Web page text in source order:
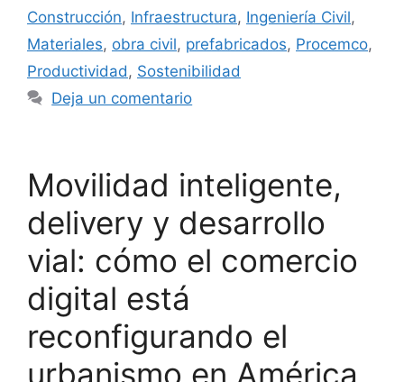
Construcción, Infraestructura, Ingeniería Civil,
Materiales, obra civil, prefabricados, Procemco,
Productividad , Sostenibilidad
Deja un comentario
Movilidad inteligente,
delivery y desarrollo
vial: cómo el comercio
digital está
reconfigurando el
urbanismo en América